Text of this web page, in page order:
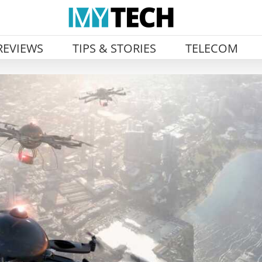
TIPS & STORIES TELECOM